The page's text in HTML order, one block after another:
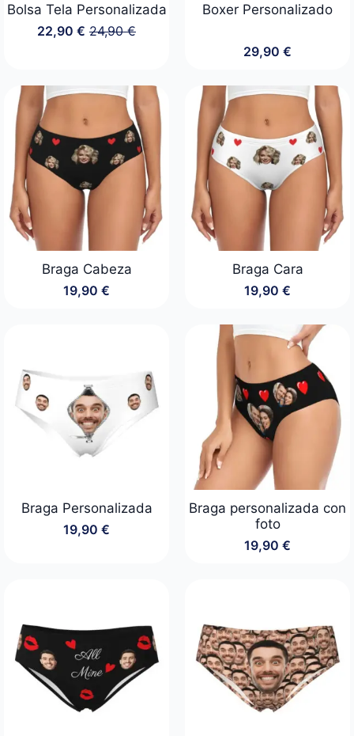
Bolsa Tela Personalizada
24,90€
El
24,90 €.
22,90€ El
22,90 €.
Boxer Personalizado
29,90 €
Braga Cabeza
19,90 €
Braga Cara
19,90 €
Braga Personalizada
19,90 €
Braga personalizada con
foto
19,90 €